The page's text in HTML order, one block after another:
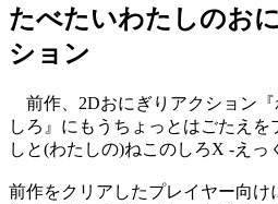
たべたいわたしのお
ション
前作、2Dおにぎりアクション
しろ』にもうちょっとはごたえ
しと(わたしの)ねこのしろX -えっ
前作をクリアしたプレイヤー向け